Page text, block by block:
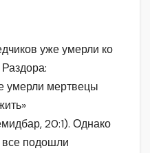
уже умерли ко
умерли мертвецы
20:1). Однако
подошли